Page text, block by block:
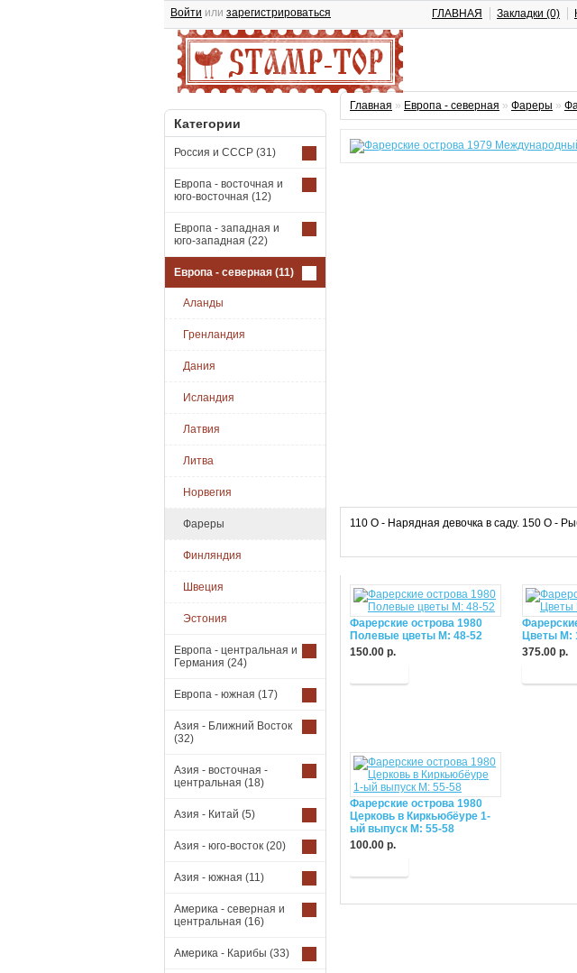
Войти или зарегистрироваться ГЛАВНАЯ Закладки (0)
Категории
Россия и СССР (31)
Европа - восточная и
юго-восточная (12)
Европа - западная и
юго-западная (22)
Европа - северная (11)
Аланды
Гренландия
Дания
Исландия
Латвия
Литва
Норвегия
Фареры
Финляндия
Швеция
Эстония
Европа - центральная и
Германия (24)
Европа - южная (17)
Азия - Ближний Восток
(32)
Азия - восточная -
центральная (18)
Азия - Китай (5)
Азия - юго-восток (20)
Азия - южная (11)
Америка - северная и
центральная (16)
Америка - Карибы (33)
Главная » Европа - северная » Фареры »
110 O - Нарядная девочка в саду. 150 O -
Фарерские острова 1980
Полевые цветы М: 48-52
150.00 р.
Цветы М:
375.00 р.
Фарерские острова 1980
Церковь в Киркьюбёуре 1-
ый выпуск М: 55-58
100.00 р.